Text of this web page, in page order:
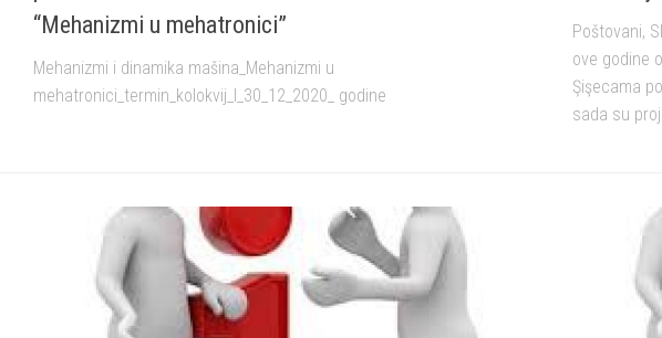
“Mehanizmi u mehatronici”
Mehanizmi i dinamika mašina_Mehanizmi u
mehatronici_termin_kolokvij_I_30_12_2020_ godine
Poštovani,
ove godine
Şişecama
sada su